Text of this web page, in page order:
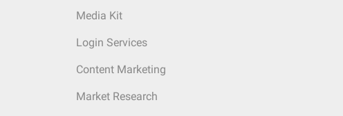
Media Kit
Login Services
Content Marketing
Market Research